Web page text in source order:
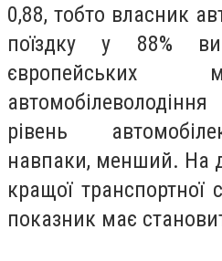
0,88, тобто власник
поїздку у 88%
європейських
рівень
навпаки, менший. На
кращої транспортної
показник має